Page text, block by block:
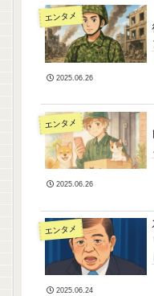
エンタメ
2025.06.26
エンタメ
2025.06.26
エンタメ
2025.06.24